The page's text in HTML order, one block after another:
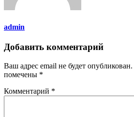
admin
Добавить комментарий
Ваш адрес email не будет опубликован.
помечены *
Комментарий *